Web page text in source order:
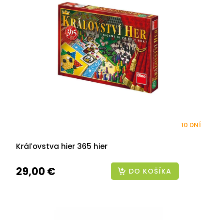
Kráľovstva hier 365 hier
10 DNÍ
29,00 € DO KOŠÍKA